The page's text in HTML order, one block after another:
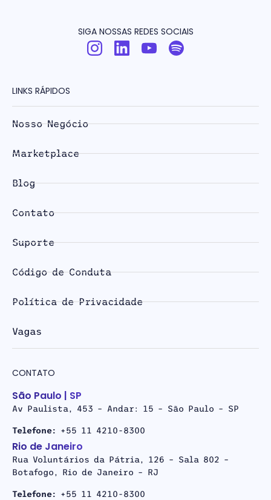
SIGA NOSSAS REDES SOCIAIS
LINKS RÁPIDOS
Nosso Negócio
Marketplace
Blog
Contato
Suporte
Código de Conduta
Política de Privacidade
Vagas
CONTATO
São Paulo | SP
Av Paulista, 453 – Andar: 15 – São Paulo – SP
Telefone: +55 11 4210-8300
Rio de Janeiro
Rua Voluntários da Pátria, 126 – Sala 802 –
Botafogo, Rio de Janeiro – RJ
Telefone: +55 11 4210-8300